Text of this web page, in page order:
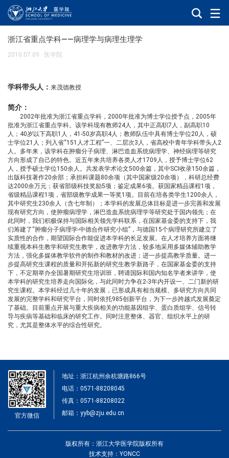
浙江省重点学科——病理学与病理生理学
2010.07.09 · 医学院
学科带头人： 来茂德教授
简介：
2002年批准为浙江省重点学科， 2000年批准为博士学位授予点， 2005年
批准为浙江省重点学科。该学科现有教师24人，其中正高职7 人，副高职10
人； 40岁以下高职1 人， 41-50岁高职4人；教师队伍中具有博士学位20 人，硕
士学位21 人；列入省“151 人才工程”一、二层次3 人，省高校中青年学科带头人2
人。多年来，该学科在肿瘤分子病理、淋巴造血系统病理学、神经病理等研究
方向形成了自己的特色。近五年来共培养各类人才1709 人，授予博士学位62
人，授予硕士学位150余人。共发表学术论文500余篇，其中SCI 收录150余篇，
出版科技著作20余部；承担科课题80余项（其中国家级20余项），科研总经费
达2000余万元；获省部级科技奖励5项；鉴定成果6项。获国家精品课程1 项，
省级精品课程1 项，省部级教学成果一等奖1 项。目前在培各类学生1200余人，
其中研究生230余人（含七年制）；本学科的发展总体目标是进一步完善和发展
现有研究方向，使肿瘤病理学，淋巴造血系统病理学等研究处于国内领先；在
此同时，我们积极保持与国际相关领先学科联系，在国家基金委的支持下，我
们筹建了“肿瘤分子病理学-中德合作研究小组” ，与德国 15个病理研究所建立了
实质性的合作，期望国际合作能促进本学科的长足发展。在人才培养方面将继
续重视本科生教学和研究生教学，改进教学方法，较多地采用多媒体辅助教学
方法，强化多媒体教学软件的制作和教材的改进；进一步提高教学质量。进一
步提高研究生课程的质量和开拓新的研究生教学新路子，在国家基金委的支持
下，不定期举办全国暑期研究生培训班，聘请国际和国内知名学者来讲学，使
本学科的研究生培养走向国际化，与此同时力争在2-3年内开设一、二门新的研
究生课程。 本学科经过几十年的发展，已形成具有相当规模、多研究方向共同
发展的完整学科和研究平台，同时依托985创新平台，为下一步跨越式发展奠定
了基础。目前重点开展与重大疾病相关的功能基因组学、蛋白质组学、信号转
导与疾病等基础和临床的研究工作。同时注意整体、器官、组织水平上的研
究，尤其是整体水平的综合性研究。
官方微信
地址：浙江杭州余杭塘路866号
电话：0571-88208045
传真：0571-88208022
邮箱：yyb@zju.edu.cn
版权所有：浙江大学医学院版权所有
技术支持：YONCC